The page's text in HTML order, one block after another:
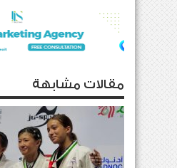
مقالات مشابهة